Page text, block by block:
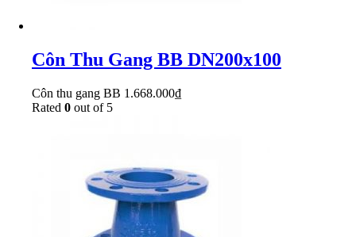
Côn Thu Gang BB DN200x100
Côn thu gang BB 1.668.000₫
Rated 0 out of 5